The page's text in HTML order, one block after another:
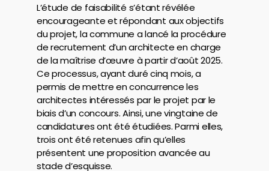
L’étude de faisabilité s’étant révélée
encourageante et répondant aux objectifs
du projet, la commune a lancé la procédure
de recrutement d’un architecte en charge
de la maîtrise d’œuvre à partir d’août 2025.
Ce processus, ayant duré cinq mois, a
permis de mettre en concurrence les
architectes intéressés par le projet par le
biais d’un concours. Ainsi, une vingtaine de
candidatures ont été étudiées. Parmi elles,
trois ont été retenues afin qu’elles
présentent une proposition avancée au
stade d’esquisse.